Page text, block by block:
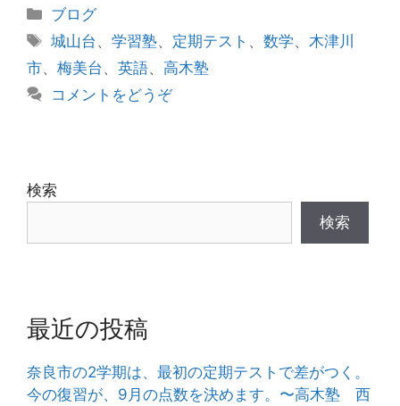
カ
テ
リ
ー
ブログ
タ
グ
城山台 、学習塾、 定期テスト 、数学、 木津川
市、 梅美台 、 英語、 高木塾
コメントをどうぞ
検索
検索
最近の投稿
奈良市の2学期は、最初の定期テストで差がつく。
今の復習が、9月の点数を決めます。〜高木塾 西